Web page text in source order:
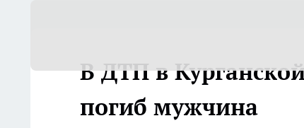
В ДТП в
погиб мужчина